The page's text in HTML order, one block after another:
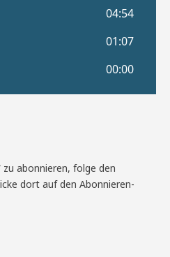
zu abonnieren, folge den
dort auf den Abonnieren-